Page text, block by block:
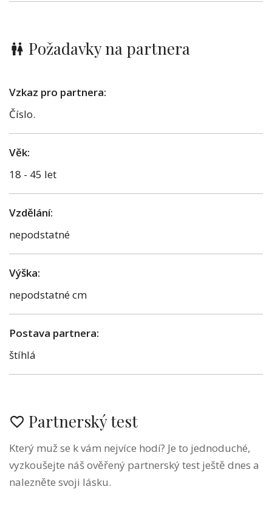
Požadavky na partnera
Vzkaz pro partnera:
Číslo.
Věk:
18 - 45 let
Vzdělání:
nepodstatné
Výška:
nepodstatné cm
Postava partnera:
štíhlá
Partnerský test
Který muž se k vám nejvíce hodí? Je to jednoduché,
vyzkoušejte náš ověřený partnerský test ještě dnes a
nalezněte svoji lásku.